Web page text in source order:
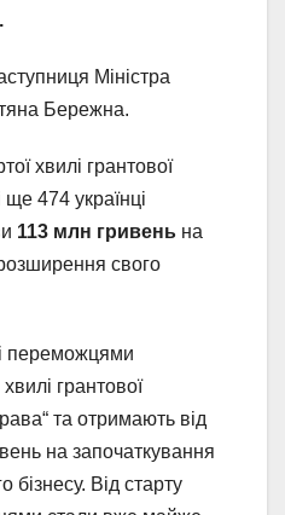
Міністра
Бережна.
хвилі грантової
474 українці
113 млн гривень на
свого
переможцями
грантової
та отримають від
на започаткування
Від старту